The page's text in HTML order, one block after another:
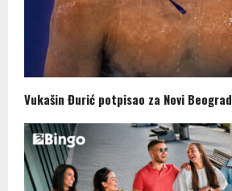
Vukašin Đurić potpisao za Novi Beograd